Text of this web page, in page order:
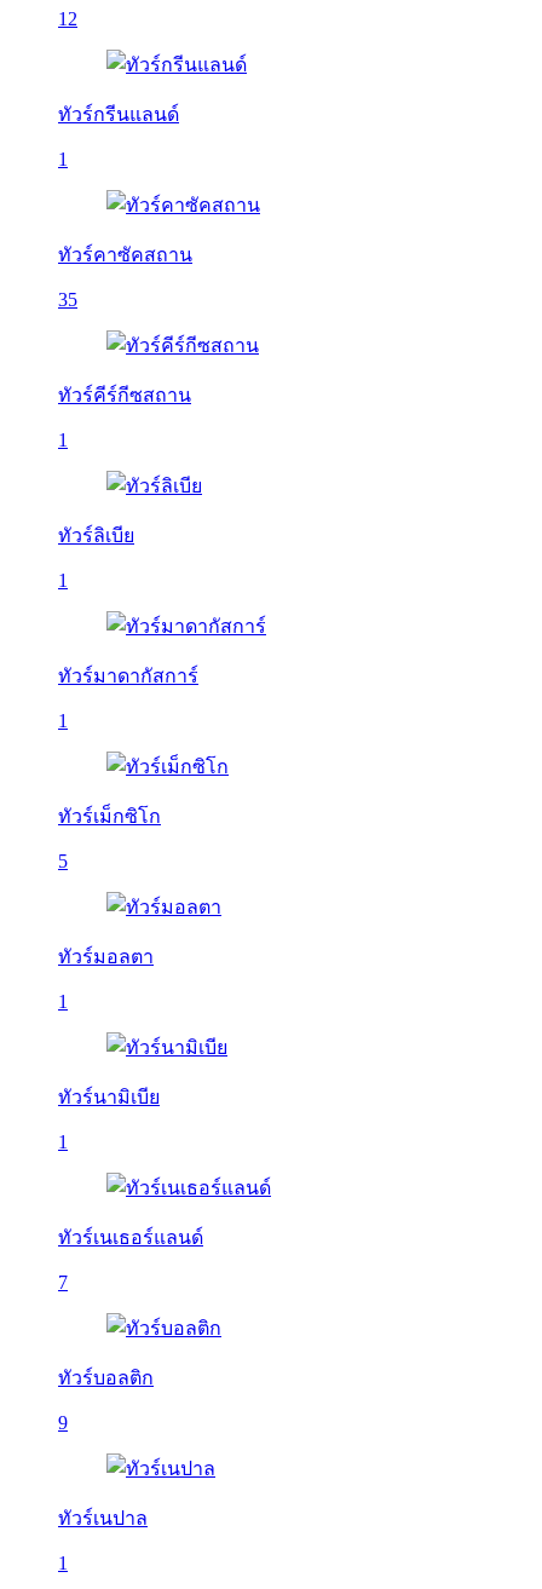
12
ทัวร์กรีนแลนด์
1
ทัวร์คาซัคสถาน
35
ทัวร์คีร์กีซสถาน
1
ทัวร์ลิเบีย
1
ทัวร์มาดากัสการ์
1
ทัวร์เม็กซิโก
5
ทัวร์มอลตา
1
ทัวร์นามิเบีย
1
ทัวร์เนเธอร์แลนด์
7
ทัวร์บอลติก
9
ทัวร์เนปาล
1